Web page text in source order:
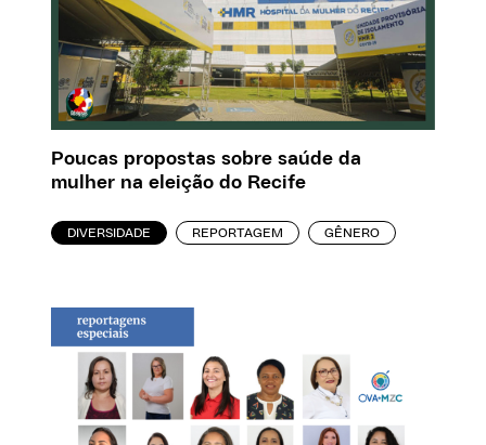
Poucas propostas sobre saúde da
mulher na eleição do Recife
DIVERSIDADE REPORTAGEM GÊNERO